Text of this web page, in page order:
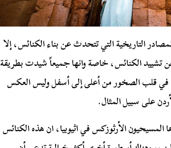
التاريخية التي تتحدث عن بناء الكنائس، إلا
تشييد الكنائس، خاصة وانها جميعاً شيدت بطريقة
في قلب الصخور من أعلى إلى أسفل وليس العكس
على سبيل المثال.
المسيحيون الأرثوزكس في اثيوبيا، ان هذه الكنائس